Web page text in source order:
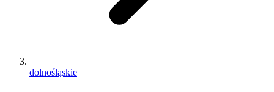
dolnośląskie